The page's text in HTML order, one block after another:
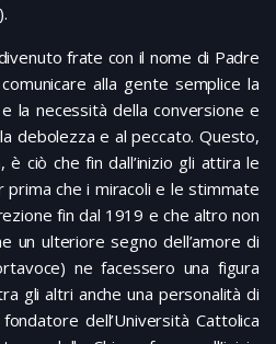
frate con il nome di Padre
alla gente semplice la
la necessità della conversione e
debolezza e al peccato. Questo,
ciò che fin dall’inizio gli attira le
che i miracoli e le stimmate
fin dal 1919 e che altro non
un ulteriore segno dell’amore di
ne facessero una figura
gli altri anche una personalità di
dell’Università Cattolica